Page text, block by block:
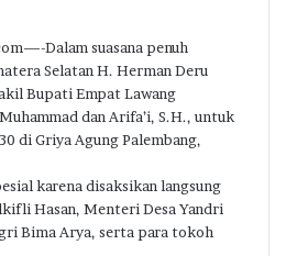
Dalam suasana penuh
Selatan H. Herman Deru
Bupati Empat Lawang
dan Arifa’i, S.H., untuk
di Griya Agung Palembang,
karena disaksikan langsung
Hasan, Menteri Desa Yandri
Bima Arya, serta para tokoh